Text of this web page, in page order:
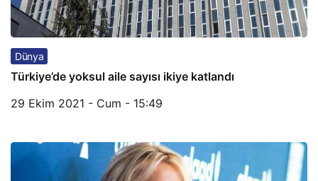
Dünya
Türkiye’de yoksul aile sayısı ikiye katlandı
29 Ekim 2021 - Cum - 15:49